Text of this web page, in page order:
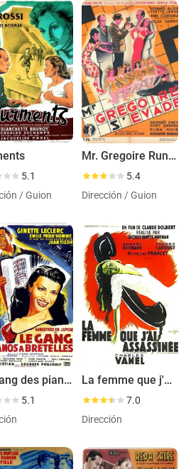
5.1
/ Guion
Mr. Gregoire Runs Away
5.4
Dirección / Guion
Le gang des pianos à bretelles
5.1
La femme que j'ai assassinée
7.0
Dirección